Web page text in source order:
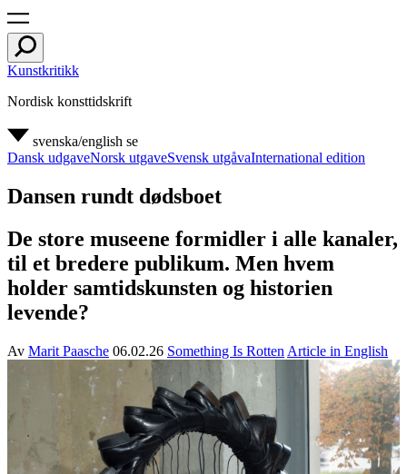
Kunstkritikk
Nordisk konsttidskrift
svenska/english se
Dansk udgaveNorsk utgaveSvensk utgåvaInternational edition
Dansen rundt dødsboet
De store museene formidler i alle kanaler,
til et bredere publikum. Men hvem
holder samtidskunsten og historien
levende?
Av Marit Paasche 06.02.26 Something Is Rotten Article in English